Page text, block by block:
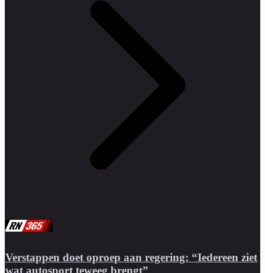
Verstappen doet oproep aan regering: “Iedereen ziet